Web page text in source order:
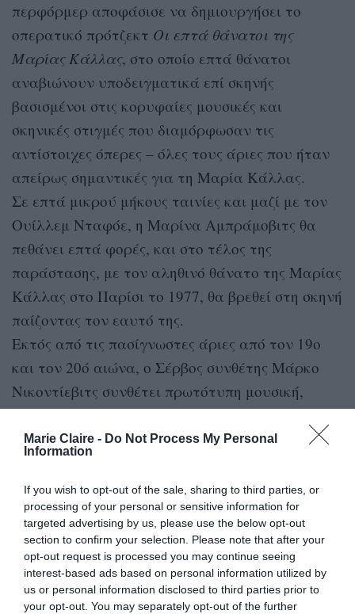
Marie Claire - Do Not Process My Personal
Information
If you wish to opt-out of the sale, sharing to third parties, or
processing of your personal or sensitive information for
targeted advertising by us, please use the below opt-out
section to confirm your selection. Please note that after your
opt-out request is processed you may continue seeing
interest-based ads based on personal information utilized by
us or personal information disclosed to third parties prior to
your opt-out. You may separately opt-out of the further
περφόρμερ αποφάσισε να δημιουργήσει το
οπερατικό πρότζεκτ Οι επτά θάνατοι της
Μαρίας Κάλλας, στο οποίο επτά θάνατοι
αναβιώνουν υποδειγματικά επί σκηνής
βασισμένοι στις κορυφαίες μουσικές και
σκηνικές στιγμές που διαμόρφωσαν τις
αντίστοιχες όπερες – όλες τους άριες που ήταν
απείρως σημαντικές για τη Μαρία Κάλλας.
Σε επτά μικρού μήκους ταινίες και μαζί με τον
Ουίλλεμ Νταφόε, η Μαρίνα Αμπράμοβιτς θα
πεθάνει επτά φορές, και στο τέλος της
παράστασης, με τον αληθινό θάνατο της Μαρίας
Κάλλας στο Παρίσι το 1977, θα βρεθεί στη σκηνή
παίζοντας τον εαυτό της.
Εκτός από τις πασίγνωστες άριες από τον 19ο
και τον 20ό αιώνα, ο Σέρβος συνθέτης Μάρκο
Νικοντίεβιτς συνθέτει πρωτότυπη μουσική,
αναδεικνύοντας μέσα από αυτήν το πώς η άνευ
όρων αγάπη της Κάλλας για την τέχνη της δεν
προσώπου που ήταν επί σκηνής και του
προσώπου που ήταν στην πραγματική της ζωή. Η
Αμπράμοβιτς σημειώνει: « Για πάνω από 25
χρόνια ήθελα να δημιουργήσω ένα έργο
αφιερωμένο στη ζωή και την τέχνη της Μαρίας
Κάλλας. Πάντα με γοήτευε η προσωπικότητά